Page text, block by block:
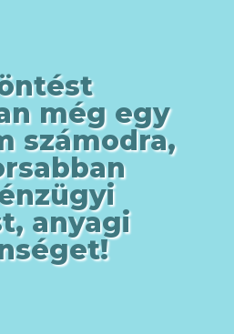
még egy
számodra,
anyagi